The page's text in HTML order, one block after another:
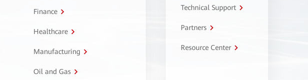
Finance
Healthcare
Manufacturing
Oil and Gas
Technical Support
Partners
Resource Center